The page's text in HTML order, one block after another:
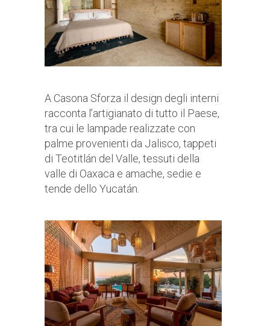
A Casona Sforza il design degli interni
racconta l’artigianato di tutto il Paese,
tra cui le lampade realizzate con
palme provenienti da Jalisco, tappeti
di Teotitlán del Valle, tessuti della
valle di Oaxaca e amache, sedie e
tende dello Yucatán.